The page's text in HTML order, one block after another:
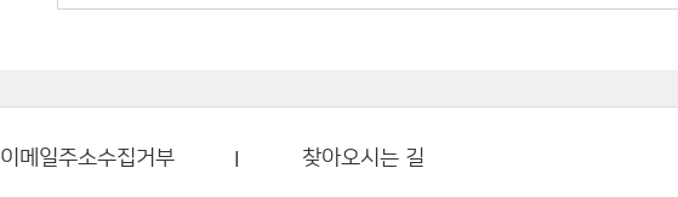
이메일주소수집거부 찾아오시는 길